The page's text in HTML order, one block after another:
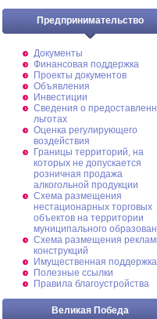
Предпринимательство
Документы
Финансовая поддержка
Проекты документов
Объявления
Инвестиции
Сведения о
льготах
Оценка регулирующего
воздействия
Границы территорий, на
которых не допускается
розничная продажа
алкогольной продукции
Схема размещения
нестационарных торговых
объектов на территории
муниципального
Схема размещения
конструкций
Имущественная поддержка
Полезные ссылки
Правила благоустройства
Великая Победа